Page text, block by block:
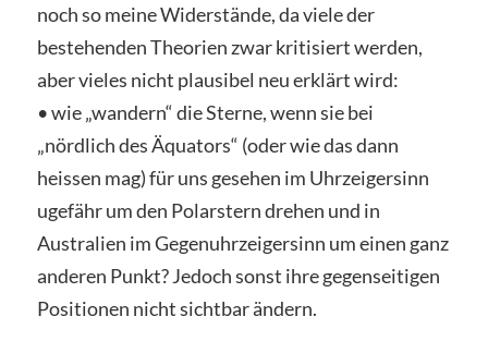
noch so meine Widerstände, da viele der
bestehenden Theorien zwar kritisiert werden,
aber vieles nicht plausibel neu erklärt wird:
• wie „wandern“ die Sterne, wenn sie bei
„nördlich des Äquators“ (oder wie das dann
heissen mag) für uns gesehen im Uhrzeigersinn
ugefähr um den Polarstern drehen und in
Australien im Gegenuhrzeigersinn um einen ganz
anderen Punkt? Jedoch sonst ihre gegenseitigen
Positionen nicht sichtbar ändern.